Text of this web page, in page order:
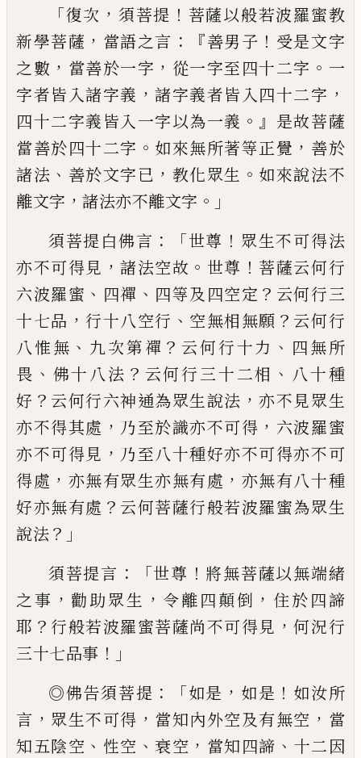
「復次 ， 須菩提 ！ 菩薩以般若波羅蜜教
新學菩薩 ， 當語之言 ：『善男子 ！ 受是文字
之數 ， 當善於一字 ， 從一字至四十二字 。 一
字者皆入諸字義 ，諸字義者皆入四十二字 ，
四十二字義皆入一字以為一義 。』 是故菩薩
當善於四十二字 。 如來無所著等正覺 ， 善於
諸法 、 善於文字已 ， 教化眾生 。 如來說法不
離文字 ， 諸法亦不離文字 。」
須菩提白佛言 ：「世尊 ！ 眾生不可得法
亦不可得見 ，諸法空故 。 世尊 ！ 菩薩云何行
六波羅蜜 、 四禪 、 四等及四空定 ？ 云何行三
十七品 ，行十八空行 、 空無相無願 ？ 云何行
八惟無 、 九次第禪 ？ 云何行十力 、 四無所
畏 、 佛十八法 ？ 云何行三十二相 、 八十種
好 ？ 云何行六神通為眾生說法 ，亦不見眾生
亦不得其處 ， 乃至於識亦不可得 ， 六波羅蜜
亦不可得見 ， 乃至八十種好亦不可得亦不可
得處 ， 亦無有眾生亦無有處 ， 亦無有八十種
好亦無有處 ？ 云何菩薩行般若波羅蜜為眾生
說法？」
須菩提言 ：「世尊 ！ 將無菩薩以無端緒
之事 ，勸助眾生 ，令離四顛倒 ， 住於四諦
耶 ？行般若波羅蜜菩薩尚不可得見 ，何況行
三十七品事 ！」
◎佛告須菩提 ：「如是 ， 如是 ！ 如汝所
言 ， 眾生不可得 ， 當知內外空及有無空 ， 當
知五陰空 、 性空 、 衰空 ， 當知四諦 、 十二因